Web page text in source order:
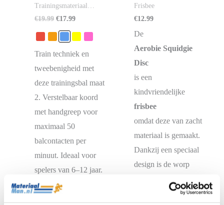
Trainingsmateriaal
voetbal
€19.99 Oorspronkelijke
€19.99.
€17.99Huidige
Train techniek en
tweebenigheid met
deze trainingsbal maat
2. Verstelbaar koord
met handgreep voor
maximaal 50
balcontacten per
minuut. Ideaal voor
spelers van 6–12 jaar.
Frisbee
€12.99
De
Aerobie Squidgie
Disc
is een
kindvriendelijke
frisbee
omdat deze van zacht
materiaal is gemaakt.
Dankzij een speciaal
design is de worp